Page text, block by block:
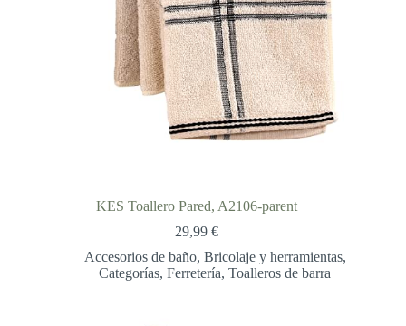
KES Toallero Pared, A2106-parent
29,99€
Accesorios de baño, Bricolaje y herramientas,
Categorías,Ferretería,Toalleros de barra